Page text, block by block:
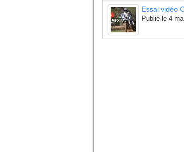
Essai vidéo
Publié le 4